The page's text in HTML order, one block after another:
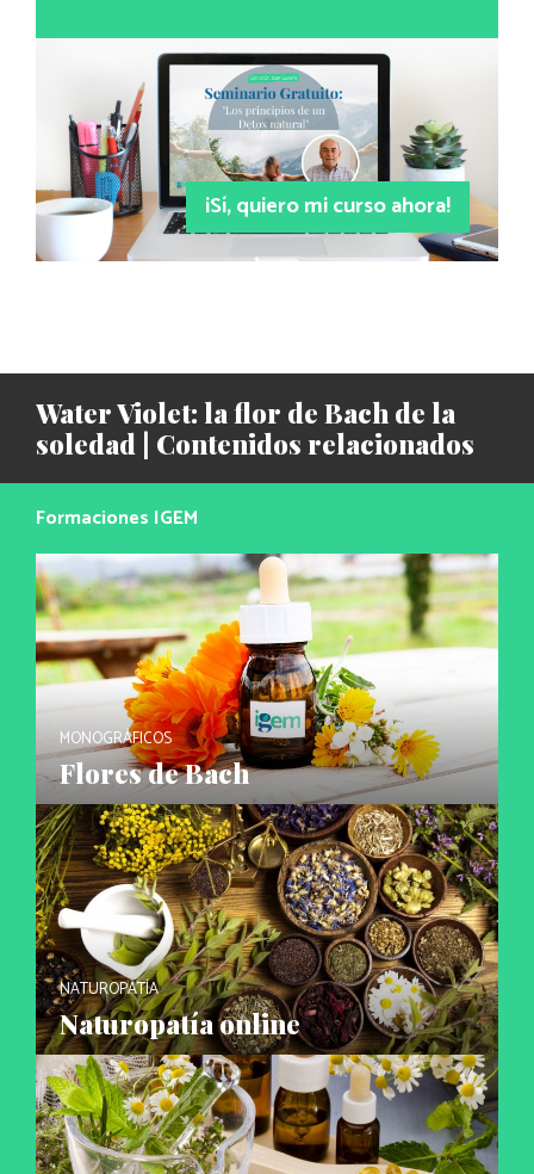
¡Sí, quiero mi curso ahora!
Water Violet: la flor de Bach de la
soledad | Contenidos relacionados
Formaciones IGEM
MONOGRÁFICOS
Flores de Bach
NATUROPATÍA
Naturopatía online